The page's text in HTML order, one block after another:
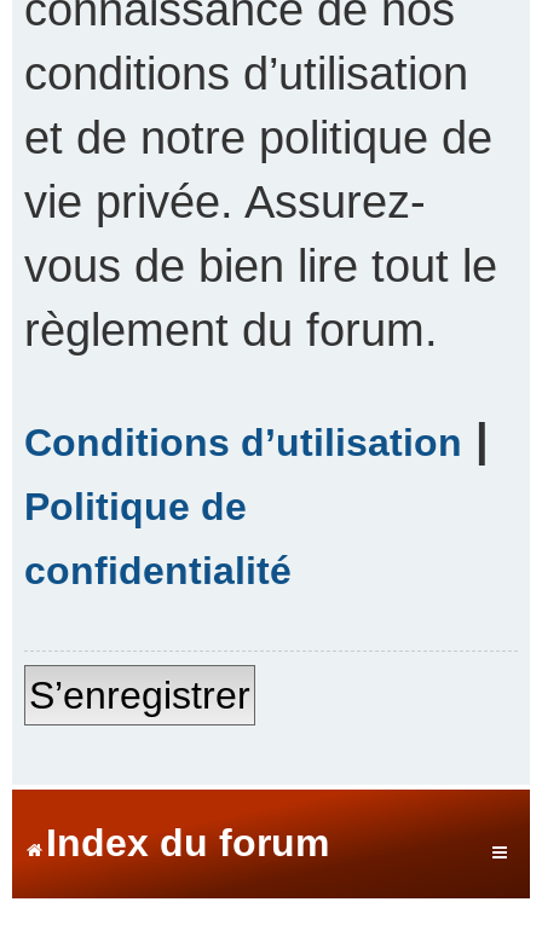
conditions d’utilisation
et de notre politique de
vie privée. Assurez-
vous de bien lire tout le
règlement du forum.
Conditions d’utilisation |
Politique de
confidentialité
S’enregistrer
Index du forum